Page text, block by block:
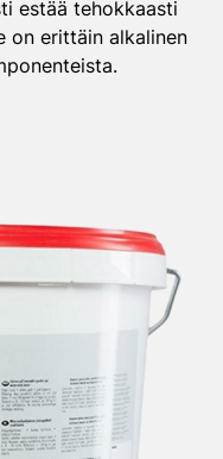
estää tehokkaasti
on erittäin alkalinen